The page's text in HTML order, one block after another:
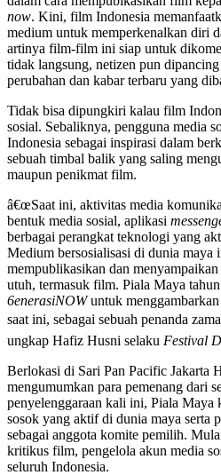
now. Kini, film Indonesia
medium untuk memperkenalkan diri
artinya film-film ini siap untuk
tidak langsung, netizen pun
perubahan dan kabar terbaru yang
Tidak bisa dipungkiri kalau film
sosial. Sebaliknya, pengguna media
Indonesia sebagai inspirasi dalam
sebuah timbal balik yang saling
maupun penikmat film.
â€œSaat ini, aktivitas media
bentuk media sosial, aplikasi
berbagai perangkat teknologi yang
Medium bersosialisasi di dunia maya
mempublikasikan dan
utuh, termasuk film. Piala Maya
6enerasiNOWuntuk
saat ini, sebagai sebuah penanda
ungkap Hafiz Husni selaku Festival
Berlokasi di Sari Pan Pacific Jakarta
mengumumkan para pemenang dari
penyelenggaraan kali ini, Piala Maya
sosok yang aktif di dunia maya serta
sebagai anggota komite pemilih.
kritikus film, pengelola akun media
seluruh Indonesia.